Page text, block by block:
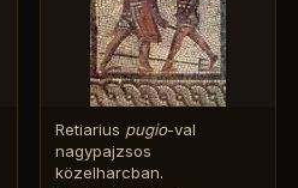
Retiarius pugio-val
nagypajzsos
közelharcban.